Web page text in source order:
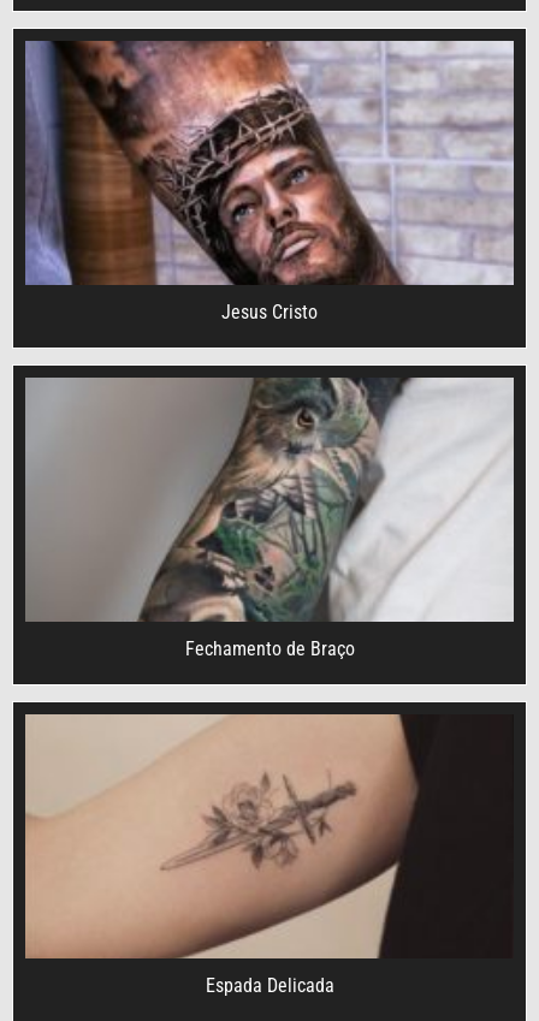
Jesus Cristo
Fechamento de Braço
Espada Delicada